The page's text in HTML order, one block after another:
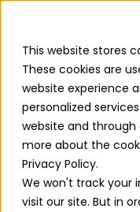
This website stores
These cookies are
website experience
personalized
website and
more about the
Privacy Policy.
We won't track your
visit our site. But in